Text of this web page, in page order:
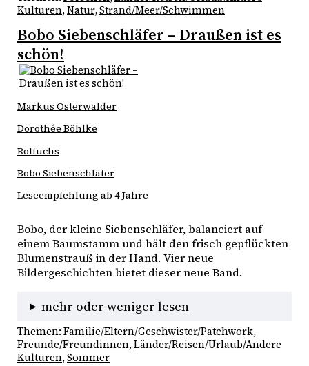
Kulturen, Natur, Strand/Meer/Schwimmen
Bobo Siebenschläfer – Draußen ist es
schön!
Markus Osterwalder
Dorothée Böhlke
Rotfuchs
Bobo Siebenschläfer
Leseempfehlung ab 4 Jahre
Bobo, der kleine Siebenschläfer, balanciert auf
einem Baumstamm und hält den frisch gepflückten
Blumenstrauß in der Hand. Vier neue
Bildergeschichten bietet dieser neue Band.
mehr oder weniger lesen
Themen: Familie/Eltern/Geschwister/Patchwork
Freunde/Freundinnen, Länder/Reisen/Urlaub/Andere
Kulturen, Sommer